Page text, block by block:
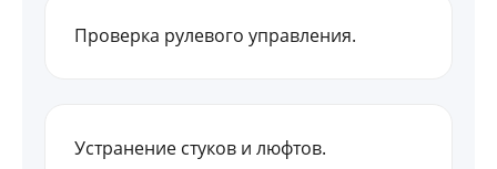
Проверка рулевого управления.
Устранение стуков и люфтов.